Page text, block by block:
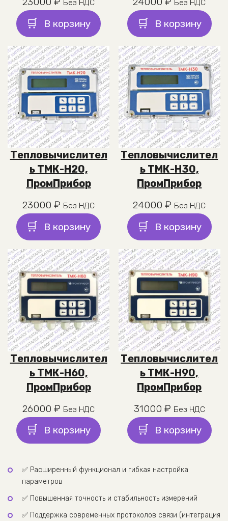
Без НДС
В корзину
Без НДС
В корзину
Тепловычислител
ь ТМК-Н20,
ПромПрибор
23000₽ Без НДС
В корзину
Тепловычислител
ь ТМК-Н30,
ПромПрибор
24000₽ Без НДС
В корзину
Тепловычислител
ь ТМК-Н60,
ПромПрибор
26000₽ Без НДС
В корзину
Тепловычислител
ь ТМК-Н90,
ПромПрибор
31000 ₽ Без НДС
В корзину
✅ Расширенный функционал и гибкая настройка
параметров
✅ Повышенная точность и стабильность измерений
✅ Поддержка современных протоколов связи (интеграция